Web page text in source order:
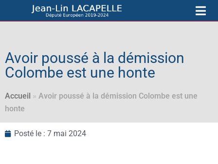
Avoir poussé à la démission
Colombe est une honte
Accueil » Avoir poussé à la démission Colombe est une
honte
Posté le : 7 mai 2024